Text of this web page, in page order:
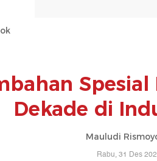
Dekade di
Mauludi
Rabu, 31 Des